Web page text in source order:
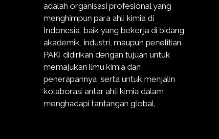
adalah organisasi profesional yang
menghimpun para ahli kimia di
Indonesia, baik yang bekerja di bidang
akademik, industri, maupun penelitian.
PAKI didirikan dengan tujuan untuk
memajukan ilmu kimia dan
penerapannya, serta untuk menjalin
kolaborasi antar ahli kimia dalam
menghadapi tantangan global.